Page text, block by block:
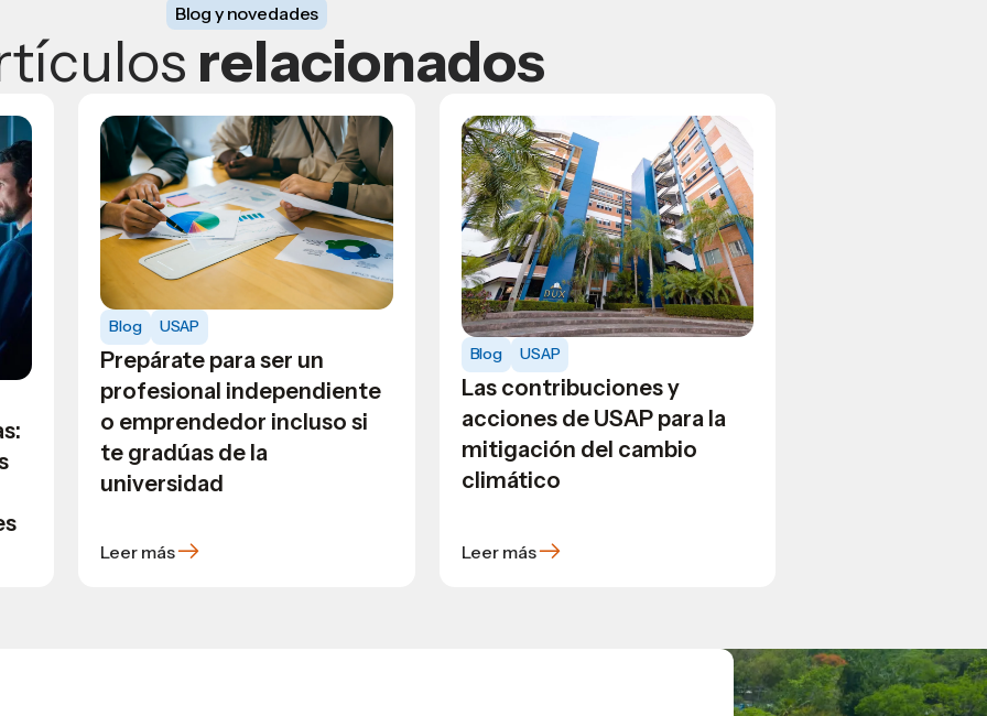
Blog y novedades
relacionados
Blog USAP
Prepárate para ser un
profesional independiente
o emprendedor incluso si
te gradúas de la
universidad
Leer más
Blog USAP
Las contribuciones y
acciones de USAP para la
mitigación del cambio
climático
Leer más